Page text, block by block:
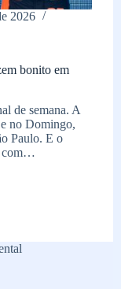
2026
bonito em
de semana. A
no Domingo,
Paulo. E o
com…